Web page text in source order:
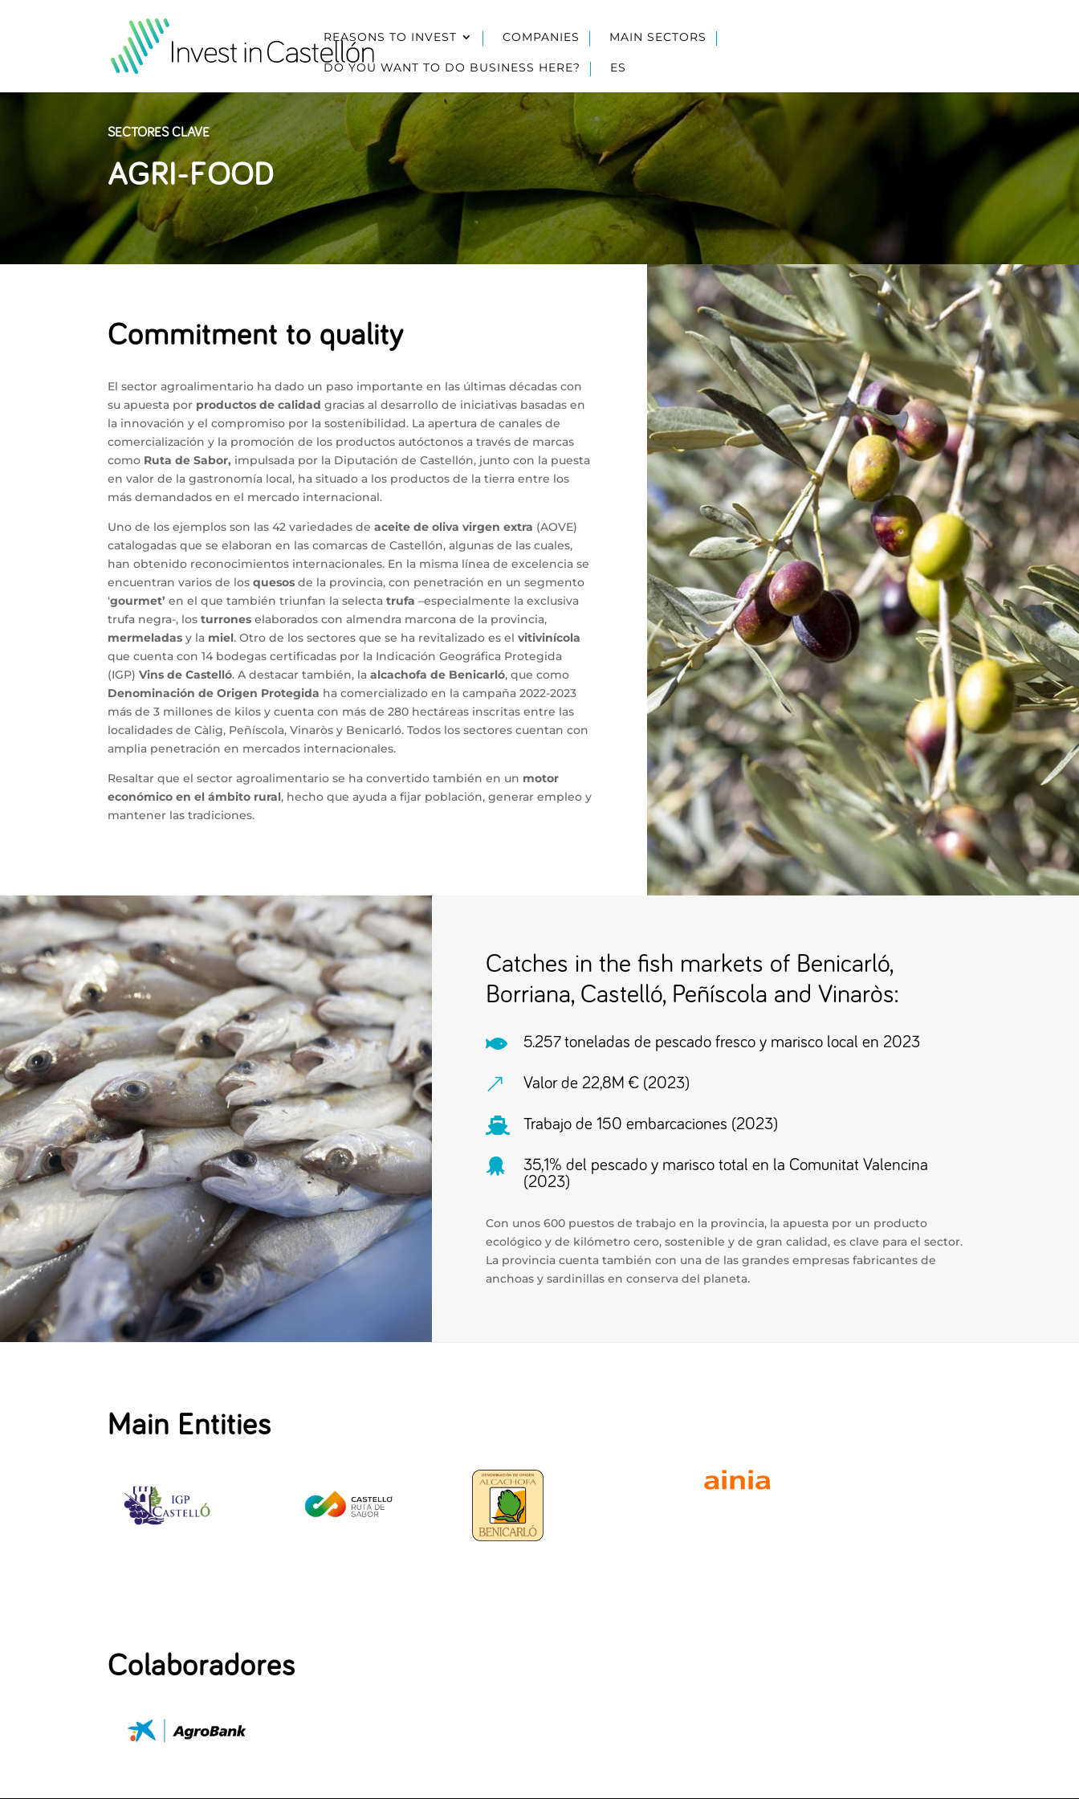
REASONS TO INVEST COMPANIES MAIN SECTORS
DO YOU WANT TO DO BUSINESS HERE? ES
SECTORES CLAVE
AGRI-FOOD
Commitment to quality
El sector agroalimentario ha dado un paso importante en las últimas décadas con
su apuesta por productos de calidad gracias al desarrollo de iniciativas basadas en
la innovación y el compromiso por la sostenibilidad. La apertura de canales de
comercialización y la promoción de los productos autóctonos a través de marcas
como Ruta de Sabor, impulsada por la Diputación de Castellón, junto con la puesta
en valor de la gastronomía local, ha situado a los productos de la tierra entre los
más demandados en el mercado internacional.
Uno de los ejemplos son las 42 variedades deaceite de oliva virgen extra (AOVE)
catalogadas que se elaboran en las comarcas de Castellón, algunas de las cuales,
han obtenido reconocimientos internacionales. En la misma línea de excelencia se
encuentran varios de losquesos de la provincia, con penetración en un segmento
‘gourmet’ en el que también triunfan la selecta trufa –especialmente la exclusiva
trufa negra-, losturrones elaborados con almendra marcona de la provincia,
mermeladasy la miel. Otro de los sectores que se ha revitalizado es elvitivinícola
que cuenta con 14 bodegas certificadas por la Indicación Geográfica Protegida
(IGP)Vins de Castelló. A destacar también, laalcachofa de Benicarló, que como
Denominación de Origen Protegida ha comercializado en la campaña 2022-2023
más de 3 millones de kilos y cuenta con más de 280 hectáreas inscritas entre las
localidades de Càlig, Peñíscola, Vinaròs y Benicarló. Todos los sectores cuentan con
amplia penetración en mercados internacionales.
Resaltar que el sector agroalimentario se ha convertido también en un motor
económico en el ámbito rural, hecho que ayuda a fijar población, generar empleo y
mantener las tradiciones.
Catches in the fish markets of Benicarló,
Borriana, Castelló, Peñíscola and Vinaròs:
 5.257 toneladas de pescado fresco y marisco local en 2023
& Valor de 22,8M € (2023)
 Trabajo de 150 embarcaciones (2023)

35,1% del pescado y marisco total en la Comunitat Valencina
(2023)
Con unos 600 puestos de trabajo en la provincia, la apuesta por un producto
ecológico y de kilómetro cero, sostenible y de gran calidad, es clave para el sector.
La provincia cuenta también con una de las grandes empresas fabricantes de
anchoas y sardinillas en conserva del planeta.
Main Entities
Colaboradores